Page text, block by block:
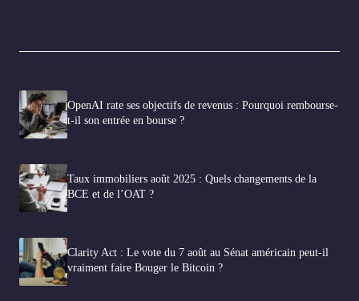
OpenAI rate ses objectifs de revenus : Pourquoi rembourse-
t-il son entrée en bourse ?
Taux immobiliers août 2025 : Quels changements de la
BCE et de l’OAT ?
Clarity Act : Le vote du 7 août au Sénat américain peut-il
vraiment faire Bouger le Bitcoin ?